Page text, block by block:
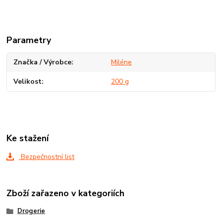
Parametry
Značka / Výrobce Miléne
Velikost 200 g
Ke stažení
Bezpečnostní list
Zboží zařazeno v kategoriích
Drogerie